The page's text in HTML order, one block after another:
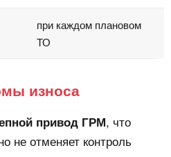
при каждом плановом
ТО
износа
привод ГРМ, что
не отменяет контроль